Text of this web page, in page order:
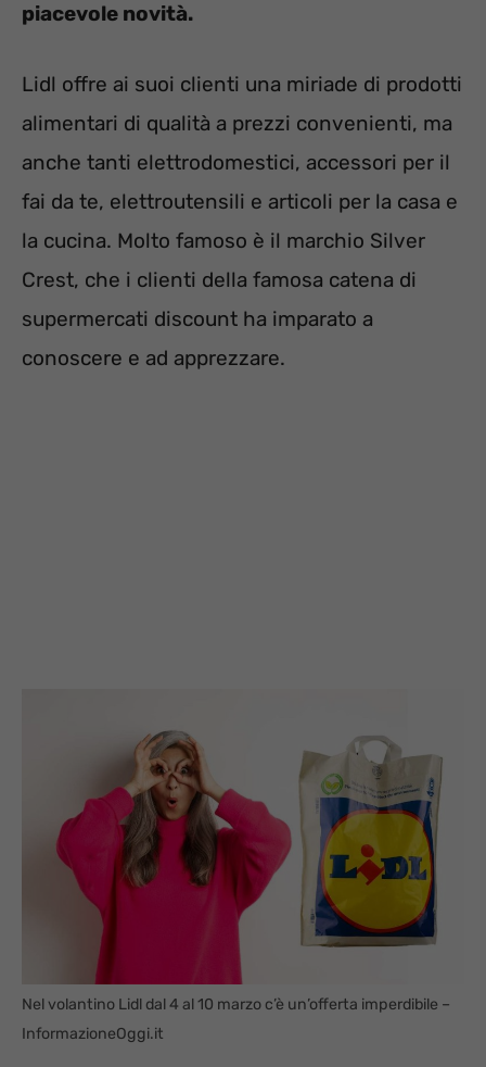
piacevole novità.
Lidl offre ai suoi clienti una miriade di prodotti
alimentari di qualità a prezzi convenienti, ma
anche tanti elettrodomestici, accessori per il
fai da te, elettroutensili e articoli per la casa e
la cucina. Molto famoso è il marchio Silver
Crest, che i clienti della famosa catena di
supermercati discount ha imparato a
conoscere e ad apprezzare.
Nel volantino Lidl dal 4 al 10 marzo c’è un’offerta imperdibile –
InformazioneOggi.it